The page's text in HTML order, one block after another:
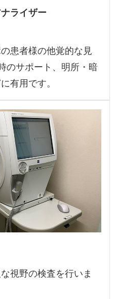
ライザー
患者様の他覚的な見
のサポート、明所・暗
有用です。
視野の検査を行いま